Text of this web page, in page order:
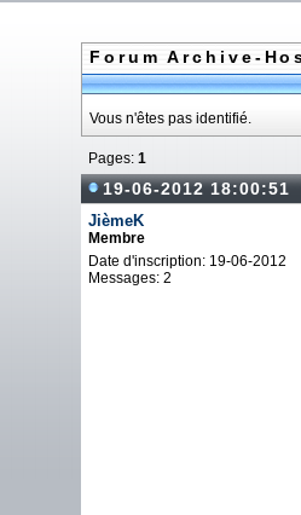
Forum Archive-
Vous n'êtes pas identifié.
Pages:1
19-06-2012 18:00:51
JièmeK
Membre
Date d'inscription: 19-06-2012
Messages: 2